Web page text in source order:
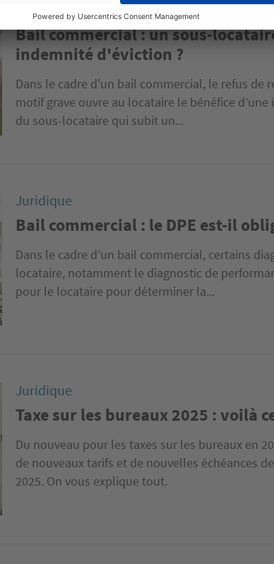
Juridique
Bail commercial : un sous-
indemnité d'éviction ?
Dans le cadre d'un bail commercial, le refus de
motif grave ouvre au locataire le bénéfice d’une
du sous-locataire qui subit un...
Juridique
Bail commercial : le DPE est-il
Dans le cadre d’un bail commercial, certains
locataire, notamment le diagnostic de
pour le locataire pour déterminer la...
Juridique
Taxe sur les bureaux 2025 : voilà
Du nouveau pour les taxes sur les bureaux en
de nouveaux tarifs et de nouvelles échéances
2025. On vous explique tout.